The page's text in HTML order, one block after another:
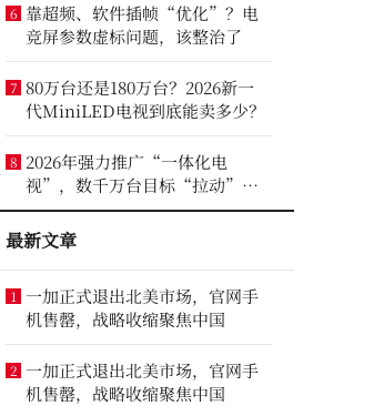
6 靠超频、软件插帧“优化”？电
竞屏参数虚标问题，该整治了
7 80万台还是180万台？2026新一
代MiniLED电视到底能卖多少？
8 2026年强力推广“一体化电
视”，数千万台目标“拉动”彩
电业？
最新文章
1
一加正式退出北美市场，官网手
机售罄，战略收缩聚焦中国
2 一加正式退出北美市场，官网手
机售罄，战略收缩聚焦中国